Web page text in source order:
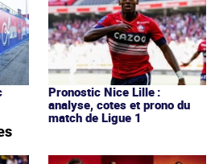
Pronostic Nice Lille :
analyse, cotes et prono du
match de Ligue 1